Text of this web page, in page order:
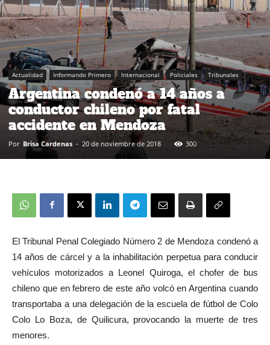
Actualidad Informando Primero Internacional Policiales Tribunales
Argentina condenó a 14 años a
conductor chileno por fatal
accidente en Mendoza
Por Brisa Cardenas - 20 de noviembre de 2018 300
El Tribunal Penal Colegiado Número 2 de Mendoza condenó a
14 años de cárcel y a la inhabilitación perpetua para conducir
vehículos motorizados a Leonel Quiroga, el chofer de bus
chileno que en febrero de este año volcó en Argentina cuando
transportaba a una delegación de la escuela de fútbol de Colo
Colo Lo Boza, de Quilicura, provocando la muerte de tres
menores.